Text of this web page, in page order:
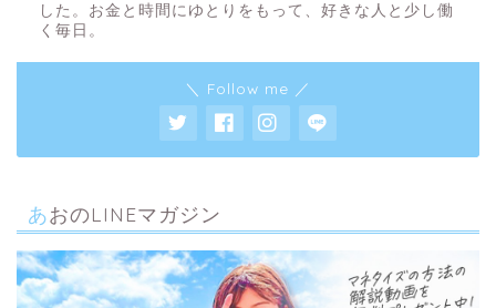
した。お金と時間にゆとりをもって、好きな人と少し働
く毎日。
＼ Follow me ／
あおのLINEマガジン